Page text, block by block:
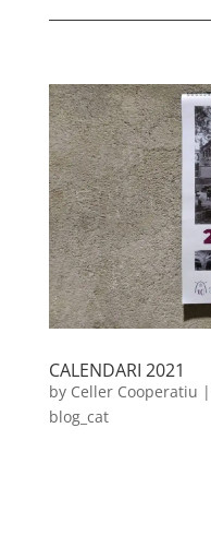
CALENDARI 2021
by Celler Cooperatiu |
blog_cat